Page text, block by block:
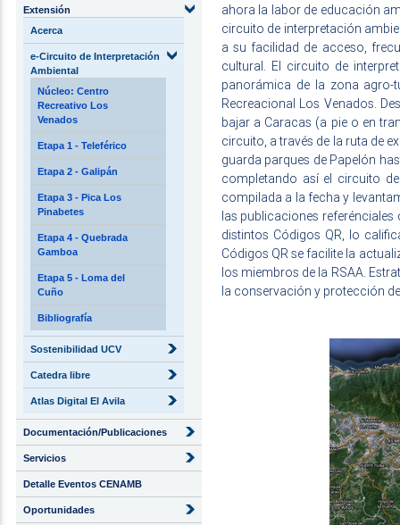
Extensión
Acerca
e-Circuito de Interpretación
Ambiental
Núcleo: Centro
Recreativo Los
Venados
Etapa 1 - Teleférico
Etapa 2 - Galipán
Etapa 3 - Pica Los
Pinabetes
Etapa 4 - Quebrada
Gamboa
Etapa 5 - Loma del
Cuño
Bibliografía
Sostenibilidad UCV
Catedra libre
Atlas Digital El Avila
Documentación/Publicaciones
Servicios
Detalle Eventos CENAMB
Oportunidades
ahora la labor de educación
circuito de interpretación
a su facilidad de acceso,
cultural. El circuito de
panorámica de la zona agro-
Recreacional Los Venados.
bajar a Caracas (a pie o en
circuito, a través de la ruta de
guarda parques de Papelón
completando así el circuito
compilada a la fecha y
las publicaciones
distintos Códigos QR, lo
Códigos QR se facilite la
los miembros de la RSAA.
la conservación y protección